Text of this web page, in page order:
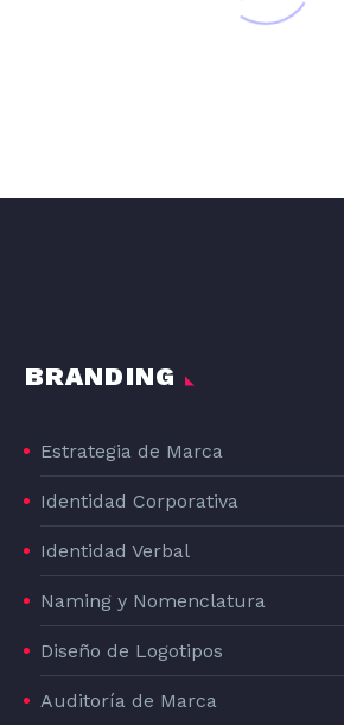
BRANDING
Estrategia de Marca
Identidad Corporativa
Identidad Verbal
Naming y Nomenclatura
Diseño de Logotipos
Auditoría de Marca